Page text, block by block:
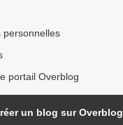
personnelles
portail Overblog
un blog sur Overblog